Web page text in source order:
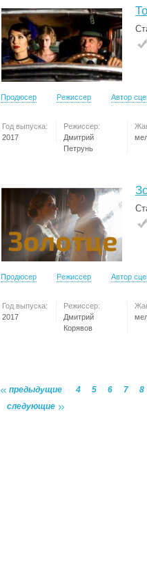
Продюсер Режиссер Автор
Год выпуска:
2017
Режиссер:
Дмитрий
Петрунь
Продюсер Режиссер Автор
Год выпуска:
2017
Режиссер:
Дмитрий
Корявов
предыдущие 4 5 6 7
8
следующие